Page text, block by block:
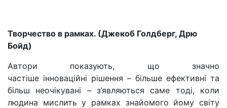
Творчество в рамках. (Джекоб Голдберг, Дрю
Бойд)
Автори показують, що значно
частіше інноваційні рішення – більше ефективні та
більш неочікувані –з’являються саме тоді, коли
людина мислить у рамках знайомого йому світу